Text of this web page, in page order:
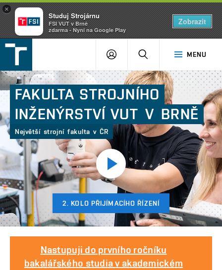
v
Brně
MENU
PŘIHLÁŠENÍ
FAKULTA STROJNÍHO
INŽENÝRSTVÍ VUT V BRNĚ
Největší strojní fakulta v ČR
Přehrát
video
2. KOLO PŘIJÍMACÍHO ŘÍZENÍ
Nastupuji do prvního ročníku
bakalářského studia v akademickém
×
Studuj Strojárnu
FSI VUT v Brně
zdarma - Nyní na Google Play
Zobrazit